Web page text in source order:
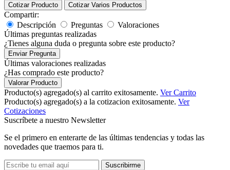
Cotizar Producto Cotizar Varios Productos
Compartir:
Descripción
Preguntas
Valoraciones
Últimas preguntas realizadas
¿Tienes alguna duda o pregunta sobre este producto?
Enviar Pregunta
Últimas valoraciones realizadas
¿Has comprado este producto?
Valorar Producto
Producto(s) agregado(s) al carrito exitosamente. Ver Carrito
Producto(s) agregado(s) a la cotizacion exitosamente. Ver
Cotizaciones
Suscríbete a nuestro Newsletter
Se el primero en enterarte de las últimas tendencias y todas las
novedades que traemos para ti.
Suscribirme